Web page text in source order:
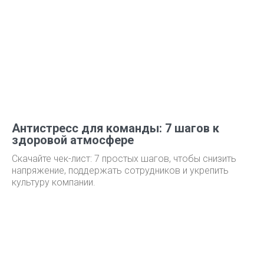
Антистресс для команды: 7 шагов к
здоровой атмосфере
Скачайте чек-лист: 7 простых шагов, чтобы снизить
напряжение, поддержать сотрудников и укрепить
культуру компании.